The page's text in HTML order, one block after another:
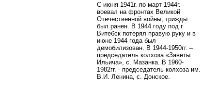
С июня 1941г. по март 1944г. -
воевал на фронтах Великой
Отечественной войны, трижды
был ранен. В 1944 году под г.
Витебск потерял правую руку и в
июне 1944 года был
демобилизован. В 1944-1950гг. –
председатель колхоза «Заветы
Ильича», с. Мазанка. В 1960-
1982гг. - председатель колхоза им.
В.И. Ленина, с. Донское.